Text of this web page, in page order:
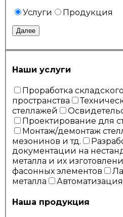
Услуги
Продукция
Далее
Наши услуги
Проработка
пространства
стеллажей
Проектирование для
Монтаж/демонтаж
мезонинов и тд.
документации на
металла и их
фасонных элементов
металла
Наша продукция